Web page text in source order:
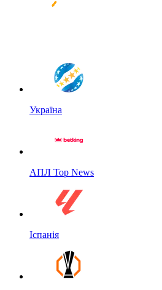
Україна
АПЛ Top News
Іспанія